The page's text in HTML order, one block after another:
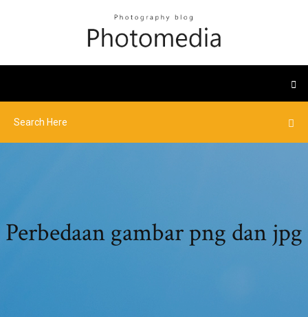
Perbedaan gambar png dan jpg